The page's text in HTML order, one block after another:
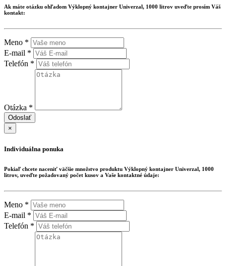
Ak máte otázku ohľadom Výklopný kontajner Univerzal, 1000 litrov uveďte prosím Váš
kontakt:
Meno *
E-mail *
Telefón *
Otázka *
Odoslať
×
Individuálna ponuka
Pokiaľ chcete naceniť väčšie množstvo produktu Výklopný kontajner Univerzal, 1000
litrov, uveďte požadovaný počet kusov a Vaše kontaktné údaje:
Meno *
E-mail *
Telefón *